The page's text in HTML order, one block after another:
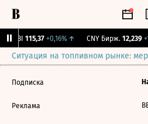
RGBI 115,37 +0,16%↑ CNY Бирж. 12,239
Ситуация на топливном рынке:
Подписка
Реклама